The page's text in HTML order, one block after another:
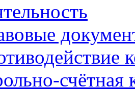
счётная